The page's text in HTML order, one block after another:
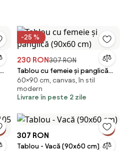
-25 %
230 RON307 RON
Tablou cu femeie și panglică
(90x60 cm)
60×90 cm, canvas, în stil
modern
Livrare în peste 2 zile
307 RON
Tablou - Vacă (90x60 cm)